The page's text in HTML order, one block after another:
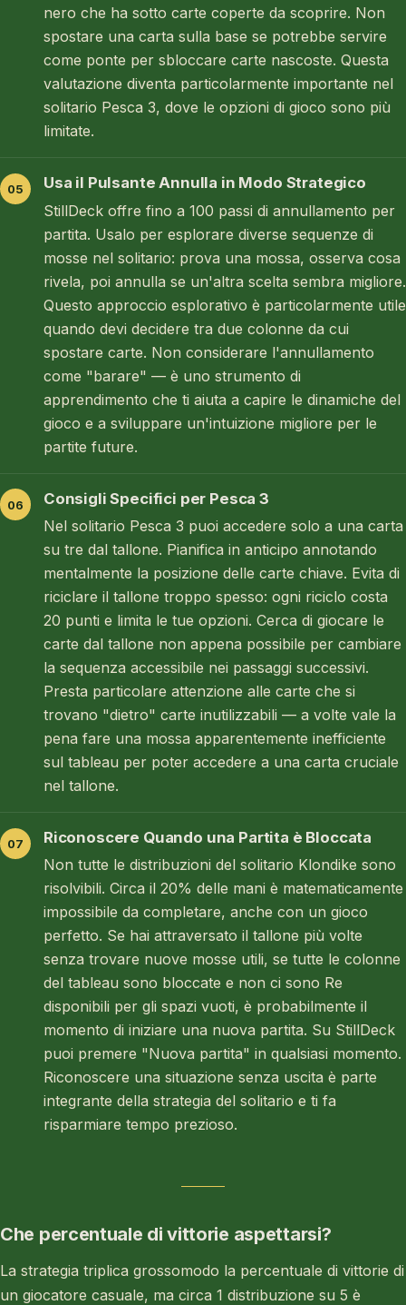
nero che ha sotto carte coperte da scoprire. Non
spostare una carta sulla base se potrebbe servire
come ponte per sbloccare carte nascoste. Questa
valutazione diventa particolarmente importante nel
solitario Pesca 3, dove le opzioni di gioco sono più
limitate.
Usa il Pulsante Annulla in Modo Strategico
StillDeck offre fino a 100 passi di annullamento per
partita. Usalo per esplorare diverse sequenze di
mosse nel solitario: prova una mossa, osserva cosa
rivela, poi annulla se un'altra scelta sembra migliore.
Questo approccio esplorativo è particolarmente utile
quando devi decidere tra due colonne da cui
spostare carte. Non considerare l'annullamento
come "barare" — è uno strumento di
apprendimento che ti aiuta a capire le dinamiche del
gioco e a sviluppare un'intuizione migliore per le
partite future.
Consigli Specifici per Pesca 3
Nel solitario Pesca 3 puoi accedere solo a una carta
su tre dal tallone. Pianifica in anticipo annotando
mentalmente la posizione delle carte chiave. Evita di
riciclare il tallone troppo spesso: ogni riciclo costa
20 punti e limita le tue opzioni. Cerca di giocare le
carte dal tallone non appena possibile per cambiare
la sequenza accessibile nei passaggi successivi.
Presta particolare attenzione alle carte che si
trovano "dietro" carte inutilizzabili — a volte vale la
pena fare una mossa apparentemente inefficiente
sul tableau per poter accedere a una carta cruciale
nel tallone.
Riconoscere Quando una Partita è Bloccata
Non tutte le distribuzioni del solitario Klondike sono
risolvibili. Circa il 20% delle mani è matematicamente
impossibile da completare, anche con un gioco
perfetto. Se hai attraversato il tallone più volte
senza trovare nuove mosse utili, se tutte le colonne
del tableau sono bloccate e non ci sono Re
disponibili per gli spazi vuoti, è probabilmente il
momento di iniziare una nuova partita. Su StillDeck
puoi premere "Nuova partita" in qualsiasi momento.
Riconoscere una situazione senza uscita è parte
integrante della strategia del solitario e ti fa
risparmiare tempo prezioso.
Che percentuale di vittorie aspettarsi?
La strategia triplica grossomodo la percentuale di vittorie di
un giocatore casuale, ma circa 1 distribuzione su 5 è